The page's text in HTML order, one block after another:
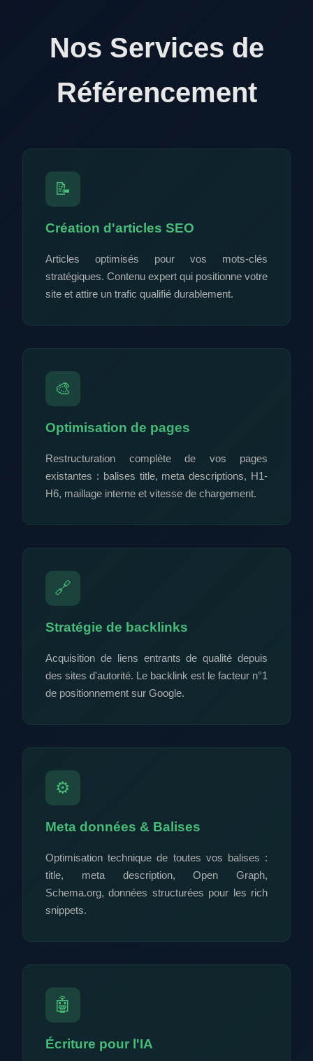
Nos Services de
Référencement
📝
Création d'articles SEO
Articles optimisés pour vos mots-clés
stratégiques. Contenu expert qui positionne votre
site et attire un trafic qualifié durablement.
🎨
Optimisation de pages
Restructuration complète de vos pages
existantes : balises title, meta descriptions, H1-
H6, maillage interne et vitesse de chargement.
🔗
Stratégie de backlinks
Acquisition de liens entrants de qualité depuis
des sites d'autorité. Le backlink est le facteur n°1
de positionnement sur Google.
⚙️
Meta données & Balises
Optimisation technique de toutes vos balises :
title, meta description, Open Graph,
Schema.org, données structurées pour les rich
snippets.
🤖
Écriture pour l'IA